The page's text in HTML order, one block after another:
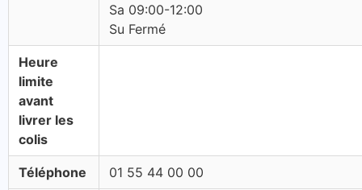
Sa 09:00-12:00
Su Fermé
Heure
limite
avant
livrer les
colis
Téléphone 01 55 44 00 00